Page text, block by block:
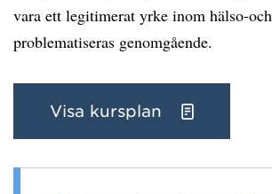
vara ett legitimerat yrke inom hälso-
problematiseras genomgående.
Visa kursplan